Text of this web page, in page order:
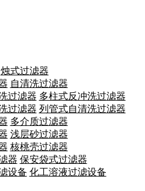
烛式过滤器
自清洗过滤器
多柱式反冲洗过滤器
列管式自清洗过滤器
多介质过滤器
浅层砂过滤器
核桃壳过滤器
保安袋式过滤器
化工溶液过滤设备